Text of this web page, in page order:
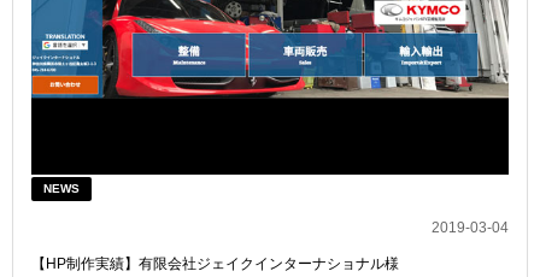
NEWS
2019-03-04
【HP制作実績】有限会社ジェイクインターナショナル様